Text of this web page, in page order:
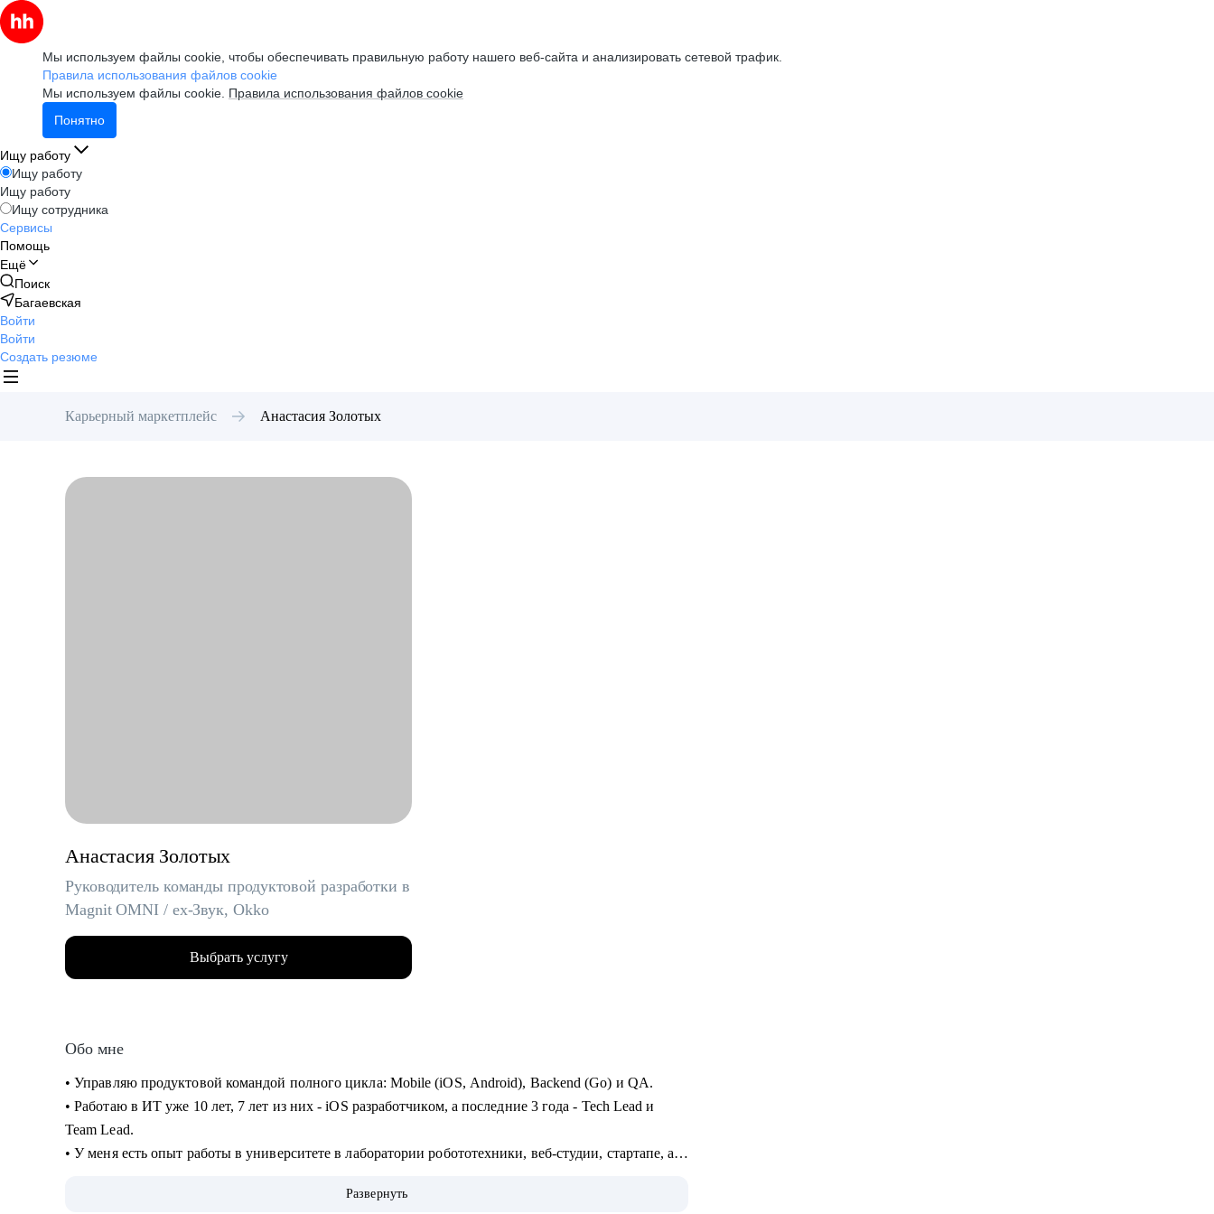
Мы используем файлы cookie, чтобы обеспечивать правильную работу нашего веб-сайта и анализировать сетевой трафик.
Правила использования файлов cookie
Мы используем файлы cookie. Правила использования файлов cookie
Понятно
Ищу работу
Ищу работу
Ищу работу
Ищу сотрудника
Сервисы
Помощь
Ещё
Поиск
Багаевская
Войти
Войти
Создать резюме
Карьерный маркетплейс Анастасия Золотых
Анастасия Золотых
Руководитель команды продуктовой разработки в
Magnit OMNI / ex-Звук, Okko
Выбрать услугу
Обо мне
• Управляю продуктовой командой полного цикла: Mobile (iOS, Android), Backend (Go) и QA.
• Работаю в ИТ уже 10 лет, 7 лет из них - iOS разработчиком, а последние 3 года - Tech Lead и
Team Lead.
• У меня есть опыт работы в университете в лаборатории робототехники, веб-студии, стартапе, а
• На всех проектах работала с легаси и распиливала монолит с командой - могу помочь
Развернуть